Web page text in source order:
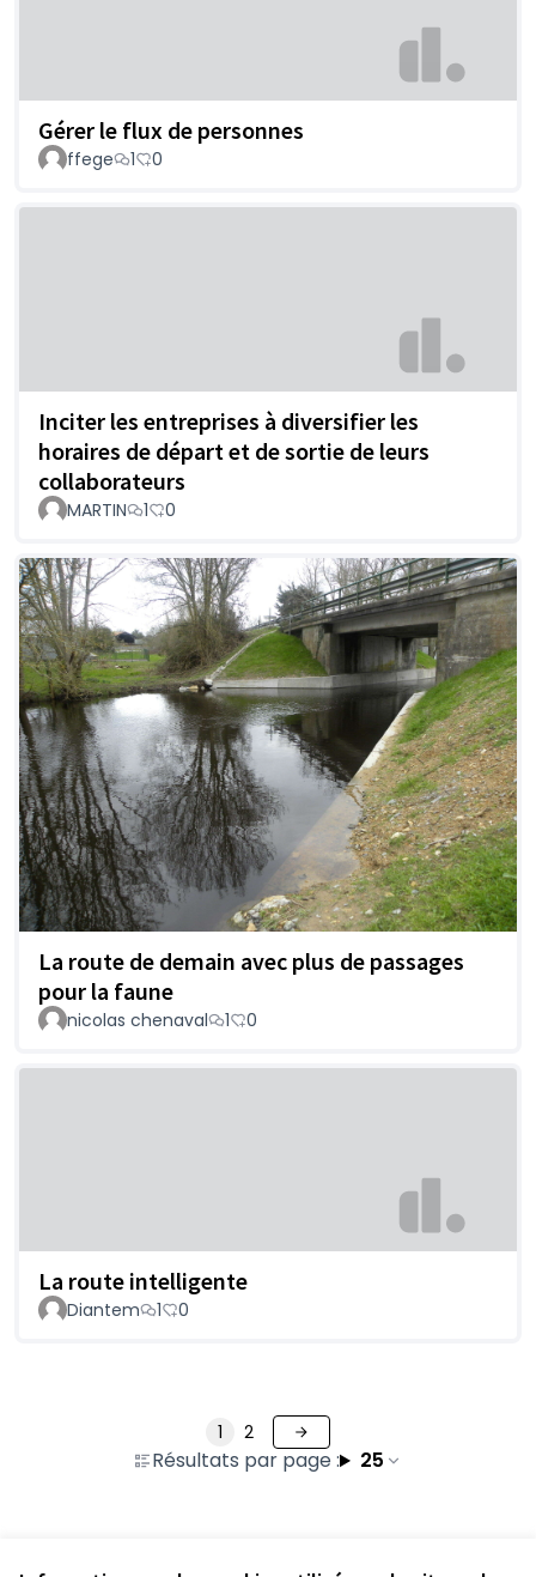
Gérer le flux de personnes
ffege 1 0
Inciter les entreprises à diversifier les
horaires de départ et de sortie de leurs
collaborateurs
MARTIN 1 0
La route de demain avec plus de passages
pour la faune
nicolas chenaval 1 0
La route intelligente
Diantem 1 0
Résultats par page : 25
1 2